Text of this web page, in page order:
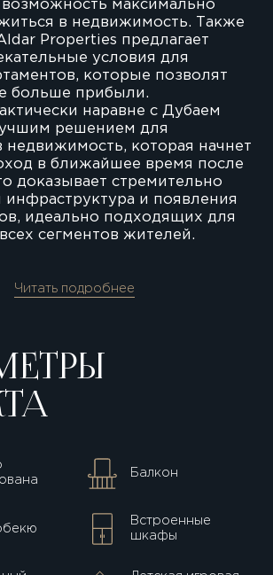
возможность максимально
в недвижимость. Также
Properties предлагает
условия для
которые позволят
больше прибыли.
наравне с Дубаем
решением для
недвижимость, которая начнет
в ближайшее время после
доказывает стремительно
инфраструктура и появления
идеально подходящих для
сегментов жителей.
Читать подробнее
Балкон
Встроенные
шкафы